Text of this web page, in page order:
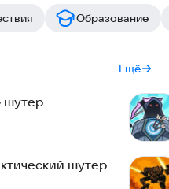
Образование
Ещё
шутер
шутер